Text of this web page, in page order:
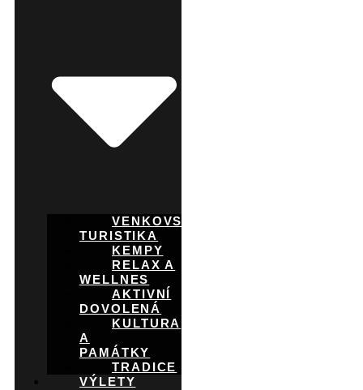
VENKOVSKÁ
TURISTIKA
KEMPY
RELAX A
WELLNES
AKTIVNÍ
DOVOLENÁ
KULTURA
A
PAMÁTKY
TRADICE
VÝLETY